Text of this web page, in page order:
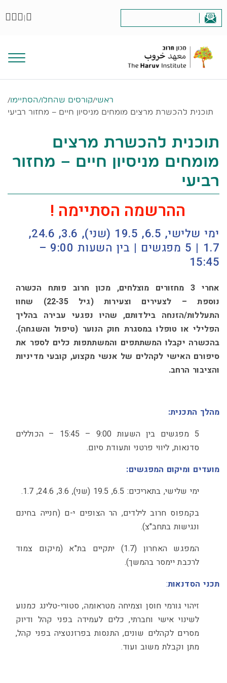
|
ראשי/קורסים שהחלו/הסתיימו/
תוכנית להכשרת מרצים מומחים מניסיון חיים – מחזור רביעי
תוכנית להכשרת מרצים
מומחים מניסיון חיים – מחזור
רביעי
ההרשמה הסתיימה !
ימי שלישי, 6.5, 19.5 (שני), 3.6, 24.6,
1.7 | 5 מפגשים | בין השעות 9:00 –
15:45
אחרי 3 מחזורים מוצלחים, מכון חרוב פותח הכשרה
נוספת – לצעירים וצעירות (גיל 22-35) שחוו
התעללות/הזנחה בילדותם, שהיו נפגעי עבירה בהליך
הפלילי או טופלו במסגרת חוק הנוער (טיפול והשגחה).
בהכשרה יקבלו המשתתפים והמשתתפות כלים לספר את
סיפורם האישי לקהלים של אנשי מקצוע, קובעי מדיניות
והציבור הרחב.
מהלך התכנית:
5 מפגשים בין השעות 9:00 – 15:45 – הכוללים
סדנאות, ליווי פרטני ותעודת סיום.
מועדים ומיקום המפגשים:
ימי שלישי, בתאריכים: 6.5, 19.5 (שני), 3.6, 24.6, 1.7.
בקמפוס חרוב לילדים, הר הצופים י-ם (חנייה בחינם
ונגישות בתחב"צ).
המפגש האחרון (1.7) יתקיים בת"א (מיקום צמוד
לרכבת יימסר בהמשך).
תכני הסדנאות:
זיהוי גורמי חוסן וצמיחה מטראומה, סטורי-טלינג כמנוע
לשינוי אישי וחברתי, כלים לעמידה בפני קהל ודיוק
מסרים לקהלים שונים, התנסות בפרזנטציה בפני קהל,
מתן וקבלת משוב ועוד.